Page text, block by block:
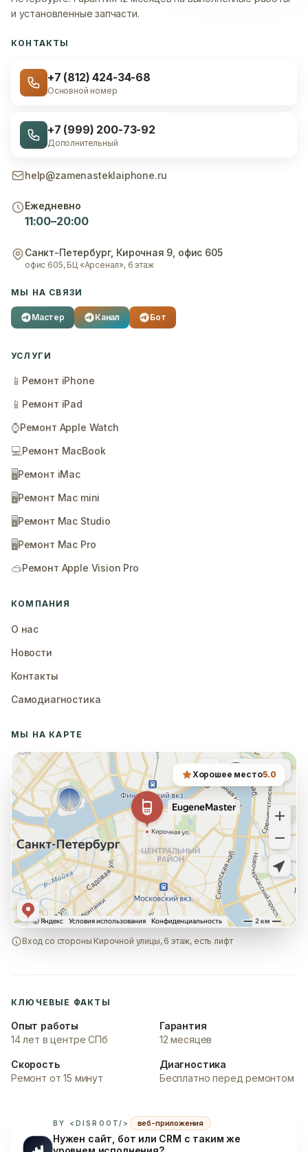
и установленные запчасти.
КОНТАКТЫ
+7 (812) 424-34-68
Основной номер
+7 (999) 200-73-92
Дополнительный
help@zamenasteklaiphone.ru
Ежедневно
11:00–20:00
Санкт-Петербург, Кирочная 9, офис 605
офис 605, БЦ «Арсенал», 6 этаж
МЫ НА СВЯЗИ
Мастер Канал Бот
УСЛУГИ
📱 Ремонт iPhone
📱 Ремонт iPad
⌚Ремонт Apple Watch
💻Ремонт MacBook
🖥️Ремонт iMac
🖥️Ремонт Mac mini
🖥️Ремонт Mac Studio
🖥️Ремонт Mac Pro
🥽Ремонт Apple Vision Pro
КОМПАНИЯ
О нас
Новости
Контакты
Самодиагностика
МЫ НА КАРТЕ
Хорошее место5.0
Вход со стороны Кирочной улицы, 6 этаж, есть лифт
КЛЮЧЕВЫЕ ФАКТЫ
Опыт работы
14 лет в центре СПб
Гарантия
12 месяцев
Скорость
Ремонт от 15 минут
Диагностика
Бесплатно перед ремонтом
BY <DISROOT/> веб-приложения
Нужен сайт, бот или CRM с таким же